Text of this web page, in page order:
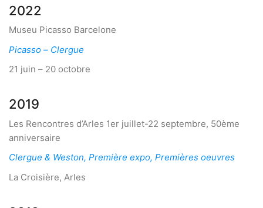
2022
Museu Picasso Barcelone
Picasso – Clergue
21 juin – 20 octobre
2019
Les Rencontres d’Arles 1er juillet-22 septembre, 50ème
anniversaire
Clergue & Weston, Première expo, Premières oeuvres
La Croisière, Arles